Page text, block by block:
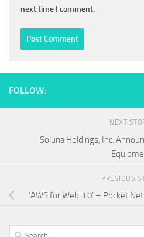
next time I comment.
FOLLOW:
NEXT
Soluna Holdings, Inc.
PREVIOUS
‘AWS for Web 3.0’ – Pocket
Search